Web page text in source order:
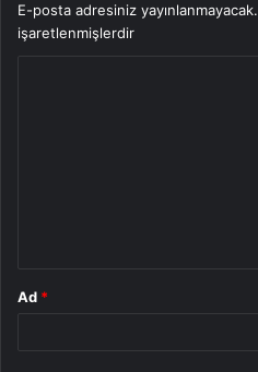
E-posta adresiniz yayınlanmayacak.
işaretlenmişlerdir
Ad *